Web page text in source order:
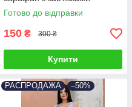
Готово до відправки
150 ₴ 300 ₴
Купити
РАСПРОДАЖА –50%